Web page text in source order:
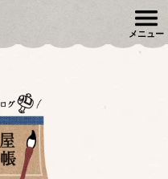
メニュー